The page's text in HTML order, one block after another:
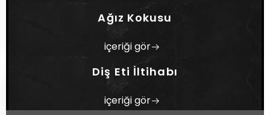
Ağız Kokusu
içeriği gör
Diş Eti İltihabı
içeriği gör